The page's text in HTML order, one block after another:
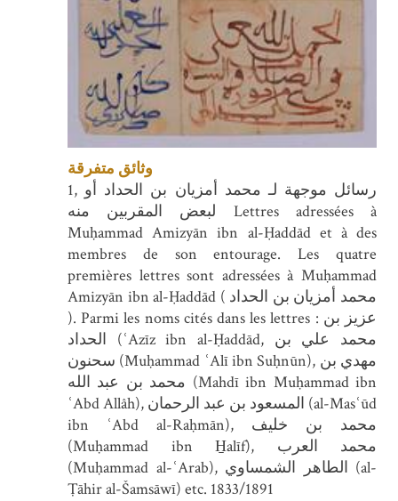
وثائق متفرقة
1, رسائل موجهة لـ محمد أمزيان بن الحداد أو
لبعض المقربين منه Lettres adressées à
Muḥammad Amizyān ibn al-Ḥaddād et à des
membres de son entourage. Les quatre
premières lettres sont adressées à Muḥammad
Amizyān ibn al-Ḥaddād ( محمد أمزيان بن الحداد
). Parmi les noms cités dans les lettres : عزيز بن
الحداد (ʿAzīz ibn al-Ḥaddād, محمد علي بن
سحنون (Muḥammad ʿAlī ibn Suḥnūn), مهدي بن
محمد بن عبد الله (Mahdī ibn Muḥammad ibn
ʿAbd Allâh), المسعود بن عبد الرحمان (al-Masʿūd
ibn ʿAbd al-Raḥmān), محمد بن خليف
(Muḥammad ibn H̱alīf), محمد العرب
(Muḥammad al-ʿArab), الطاهر الشمساوي (al-
Ṭāhir al-Šamsāwī) etc. 1833/1891